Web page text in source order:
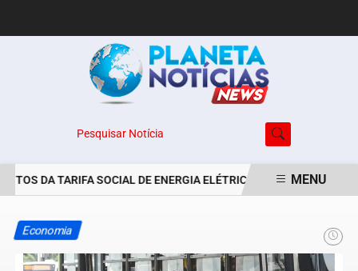
Pesquisar Notícia
DA TARIFA SOCIAL DE ENERGIA ELÉTRICA SÃO MENU
Economia